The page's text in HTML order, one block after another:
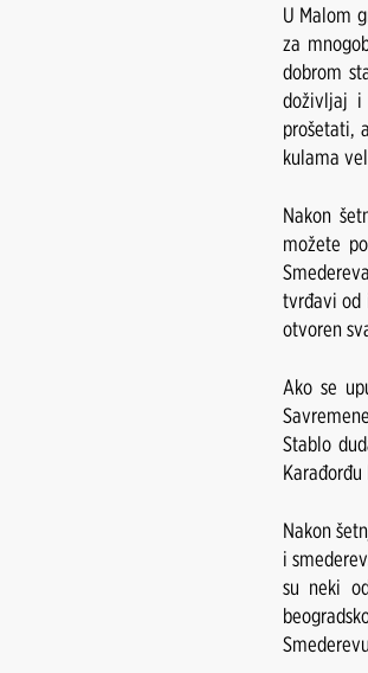
U Malom
za
dobrom
doživljaj i
prošetati,
kulama
Nakon
možete
tvrđavi od
otvoren
Ako se
Stablo
Nakon
i
su neki